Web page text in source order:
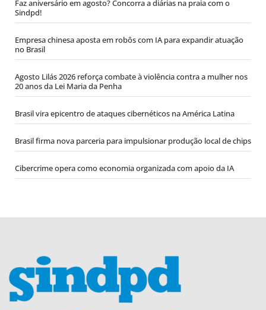
Faz aniversário em agosto? Concorra a diárias na praia com o
Sindpd!
Empresa chinesa aposta em robôs com IA para expandir atuação
no Brasil
Agosto Lilás 2026 reforça combate à violência contra a mulher nos
20 anos da Lei Maria da Penha
Brasil vira epicentro de ataques cibernéticos na América Latina
Brasil firma nova parceria para impulsionar produção local de chips
Cibercrime opera como economia organizada com apoio da IA